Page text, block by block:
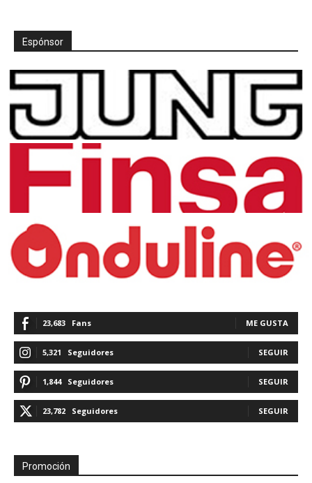
Espónsor
23,683 Fans ME GUSTA
5,321 Seguidores SEGUIR
1,844 Seguidores SEGUIR
23,782 Seguidores SEGUIR
Promoción